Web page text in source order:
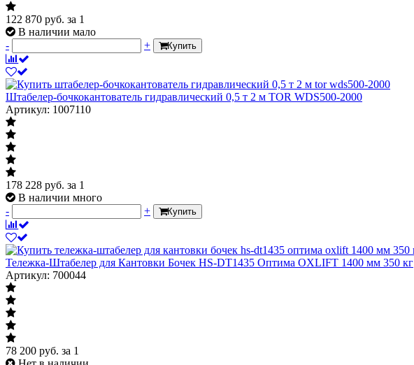
122 870 руб. за 1
В наличии мало
-
+ Купить
Штабелер-бочкокантователь гидравлический 0,5 т 2 м TOR WDS500-2000
Артикул: 1007110
178 228 руб. за 1
В наличии много
-
+ Купить
Тележка-Штабелер для Кантовки Бочек HS-DT1435 Оптима OXLIFT 1400 мм 350 кг
Артикул: 700044
78 200 руб. за 1